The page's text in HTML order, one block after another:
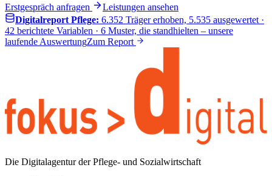
Erstgespräch anfragen
Leistungen ansehen
Digitalreport Pflege: 6.352 Träger erhoben, 5.535 ausgewertet ·
42 berichtete Variablen · 6 Muster, die standhielten – unsere
laufende AuswertungZum Report
Die Digitalagentur der Pflege- und Sozialwirtschaft